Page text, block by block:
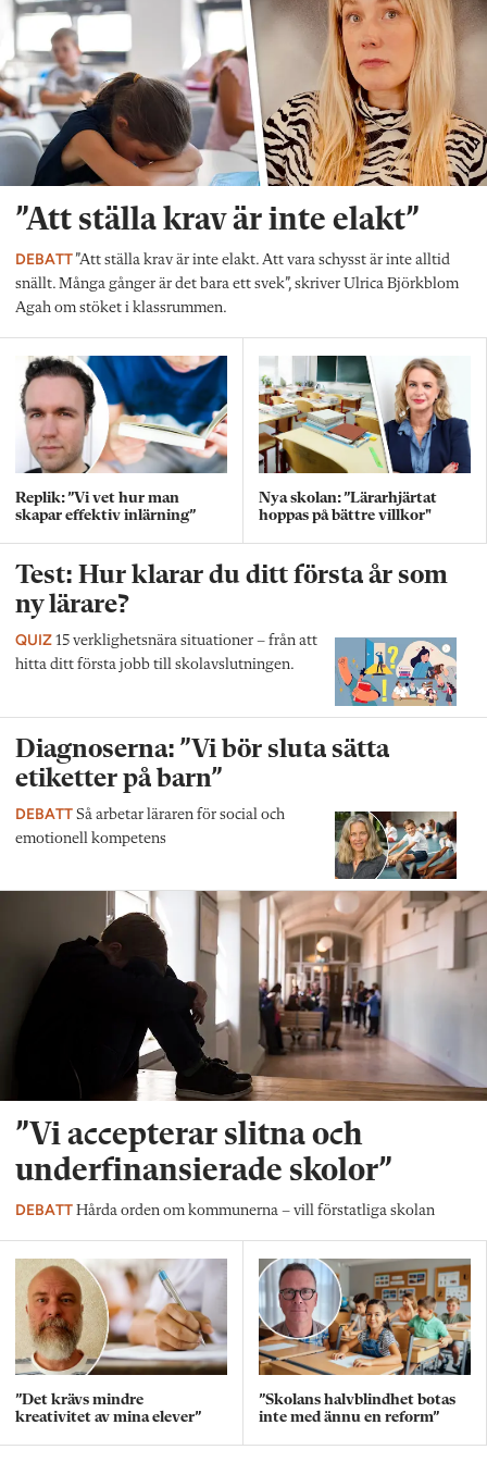
”Att ställa krav är inte elakt”
DEBATT”Att ställa krav är inte elakt. Att vara schysst är inte alltid
snällt. Många gånger är det bara ett svek”, skriver Ulrica Björkblom
Agah om stöket i klassrummen.
Replik: ”Vi vet hur man
skapar effektiv inlärning”
Nya skolan: ”Lärarhjärtat
hoppas på bättre villkor"
Test: Hur klarar du ditt första år som
ny lärare?
QUIZ 15 verklighetsnära situationer – från att
hitta ditt första jobb till skolavslutningen.
Diagnoserna: ”Vi bör sluta sätta
etiketter på barn”
DEBATT Så arbetar läraren för social och
emotionell kompetens
”Vi accepterar slitna och
underfinansierade skolor”
DEBATT Hårda orden om kommunerna – vill förstatliga skolan
”Det krävs mindre
kreativitet av mina elever”
”Skolans halvblindhet botas
inte med ännu en reform”